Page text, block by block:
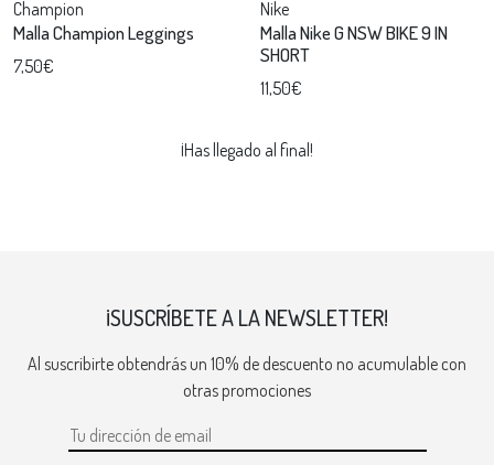
Champion
Malla Champion Leggings
7,50€
Nike
Malla Nike G NSW BIKE 9 IN
SHORT
11,50€
¡Has llegado al final!
¡SUSCRÍBETE A LA NEWSLETTER!
Al suscribirte obtendrás un 10% de descuento no acumulable con
otras promociones